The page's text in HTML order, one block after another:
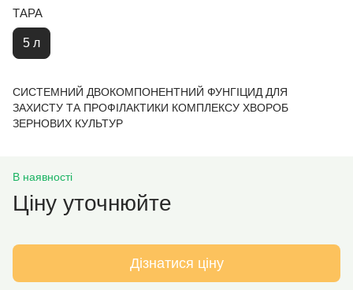
ТАРА
5 л
СИСТЕМНИЙ ДВОКОМПОНЕНТНИЙ ФУНГІЦИД ДЛЯ
ЗАХИСТУ ТА ПРОФІЛАКТИКИ КОМПЛЕКСУ ХВОРОБ
ЗЕРНОВИХ КУЛЬТУР
В наявності
Ціну уточнюйте
Дізнатися ціну